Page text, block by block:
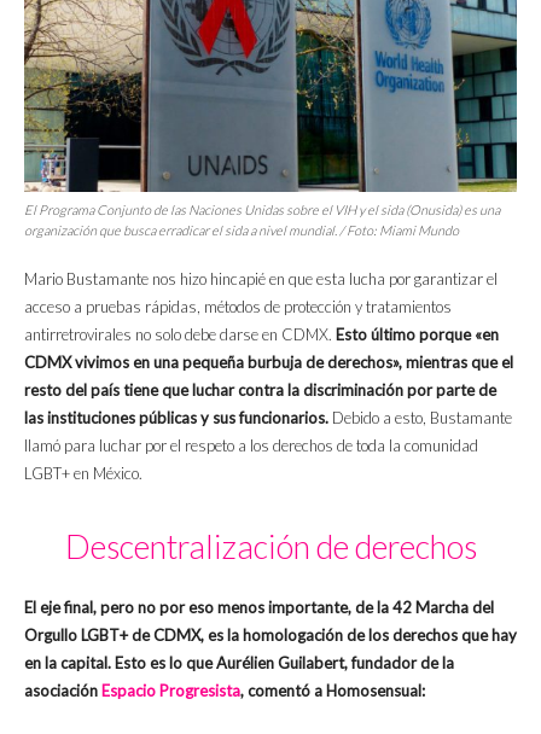
El Programa Conjunto de las Naciones Unidas sobre el VIH y el sida (Onusida) es una
organización que busca erradicar el sida a nivel mundial. / Foto: Miami Mundo
Mario Bustamante nos hizo hincapié en que esta lucha por garantizar el
acceso a pruebas rápidas, métodos de protección y tratamientos
antirretrovirales no solo debe darse en CDMX. Esto último porque «en
CDMX vivimos en una pequeña burbuja de derechos», mientras que el
resto del país tiene que luchar contra la discriminación por parte de
las instituciones públicas y sus funcionarios. Debido a esto, Bustamante
llamó para luchar por el respeto a los derechos de toda la comunidad
LGBT+ en México.
Descentralización de derechos
El eje final, pero no por eso menos importante, de la 42 Marcha del
Orgullo LGBT+ de CDMX, es la homologación de los derechos que hay
en la capital. Esto es lo que Aurélien Guilabert, fundador de la
asociación Espacio Progresista, comentó a Homosensual: